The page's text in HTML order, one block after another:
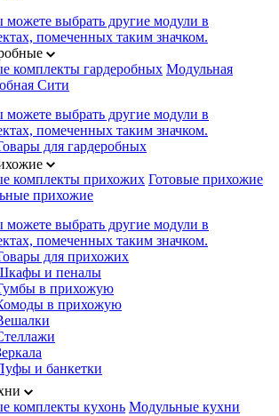
выбрать другие модули в
помеченных таким значком.
комплекты гардеробных Модульная
Сити
выбрать другие модули в
помеченных таким значком.
для гардеробных
комплекты прихожих Готовые прихожие
прихожие
выбрать другие модули в
помеченных таким значком.
для прихожих
и пеналы
в прихожую
в прихожую
и банкетки
комплекты кухонь Модульные кухни